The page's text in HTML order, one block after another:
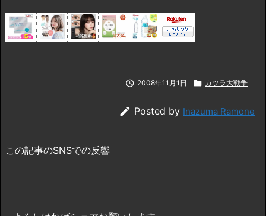
 2008年11月1日  カツラ大戦争
 Posted by Inazuma Ramone
この記事のSNSでの反響